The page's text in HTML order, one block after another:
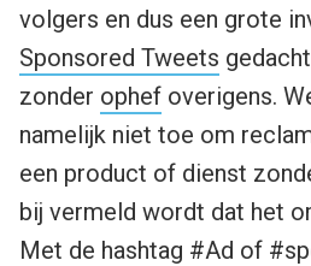
volgers en dus een grote
Sponsored Tweets
zonder ophef overigens.
namelijk niet toe om
een product of dienst
bij vermeld wordt dat het
Met de hashtag #Ad of